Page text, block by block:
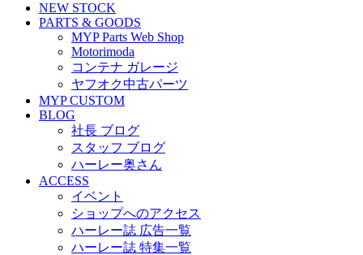
NEW STOCK
PARTS & GOODS
MYP Parts Web Shop
Motorimoda
コンテナ ガレージ
ヤフオク中古パーツ
MYP CUSTOM
BLOG
社長 ブログ
スタッフ ブログ
ハーレー奥さん
ACCESS
イベント
ショップへのアクセス
ハーレー誌 広告一覧
ハーレー誌 特集一覧